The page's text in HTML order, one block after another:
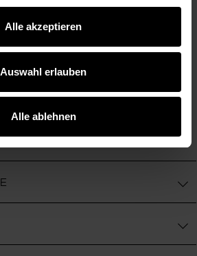
Alle akzeptieren
Auswahl erlauben
Alle ablehnen
Sie erreichen uns unter